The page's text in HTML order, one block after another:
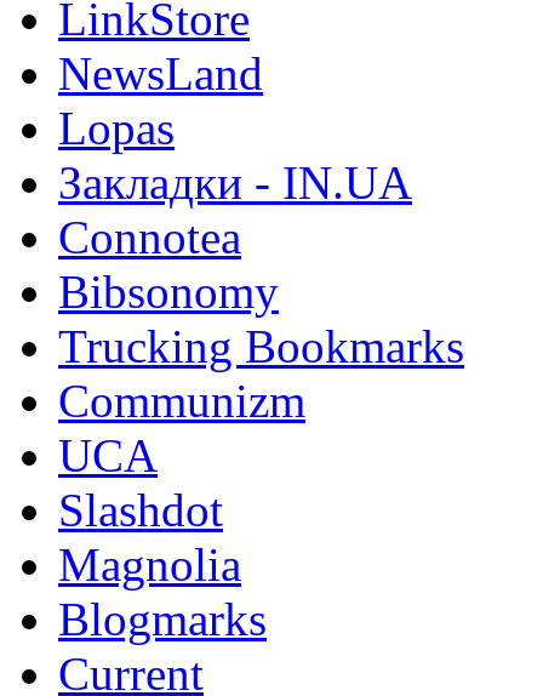
LinkStore
NewsLand
Lopas
Закладки - IN.UA
Connotea
Bibsonomy
Trucking Bookmarks
Communizm
UCA
Slashdot
Magnolia
Blogmarks
Current